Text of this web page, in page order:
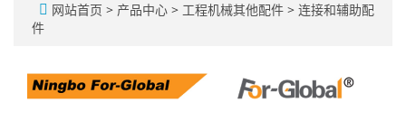
网站首页 > 产品中心 > 工程机械其他配件 > 连接和辅助配
件